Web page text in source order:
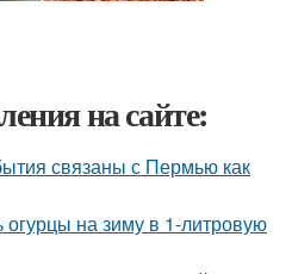
на сайте:
связаны с Пермью как
огурцы на зиму в 1-литровую